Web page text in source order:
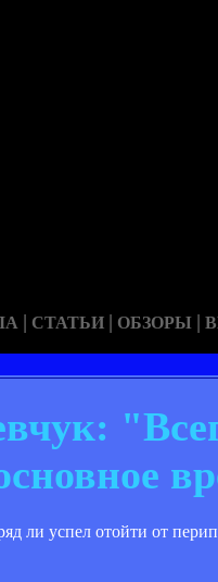
| СТАТЬИ | ОБЗОРЫ |
ли успел отойти от